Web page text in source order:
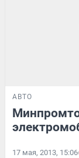
АВТО
17 мая, 2013, 15:06